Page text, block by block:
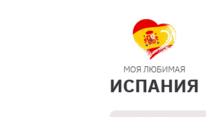
МОЯ ЛЮБИМАЯ
ИСПАНИЯ